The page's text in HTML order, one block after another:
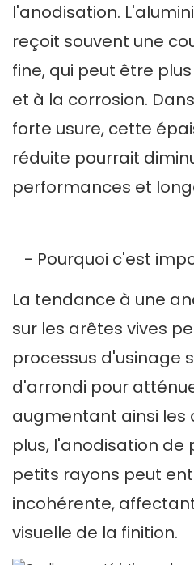
l'anodisation.
reçoit souvent une
fine, qui peut être
et à la corrosion.
forte usure, cette
réduite pourrait
performances et
- Pourquoi c'est
La tendance à une
sur les arêtes vives
processus d'usinage
d'arrondi pour
augmentant ainsi les
plus, l'anodisation de
petits rayons peut
incohérente,
visuelle de la finition.